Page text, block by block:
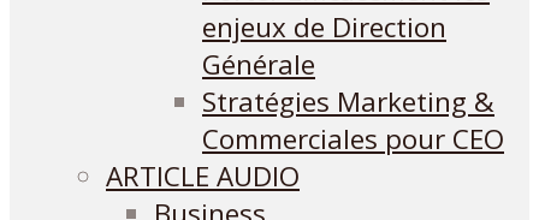
enjeux de Direction
Générale
Stratégies Marketing &
Commerciales pour CEO
ARTICLE AUDIO